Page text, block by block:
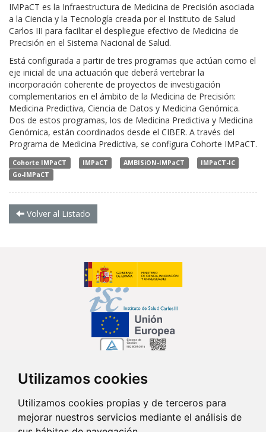
Utilizamos cookies
Utilizamos cookies propias y de terceros para
mejorar nuestros servicios mediante el análisis de
IMPaCT es la Infraestructura de Medicina de Precisión asociada
a la Ciencia y la Tecnología creada por el Instituto de Salud
Carlos III para facilitar el despliegue efectivo de Medicina de
Precisión en el Sistema Nacional de Salud.
Está configurada a partir de tres programas que actúan como el
eje inicial de una actuación que deberá vertebrar la
incorporación coherente de proyectos de investigación
complementarios en el ámbito de la Medicina de Precisión:
Medicina Predictiva, Ciencia de Datos y Medicina Genómica.
Dos de estos programas, los de Medicina Predictiva y Medicina
Genómica, están coordinados desde el CIBER. A través del
Programa de Medicina Predictiva, se configura Cohorte IMPaCT.
Cohorte IMPaCT IMPaCT AMBISiON-IMPaCT
IMPaCT-IC
Go-IMPaCT
Volver al Listado
Síguenos en...
Contacto